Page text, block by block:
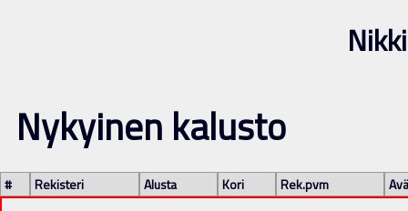
Nykyinen kalusto
# Rekisteri Alusta Kori Rek.pvm